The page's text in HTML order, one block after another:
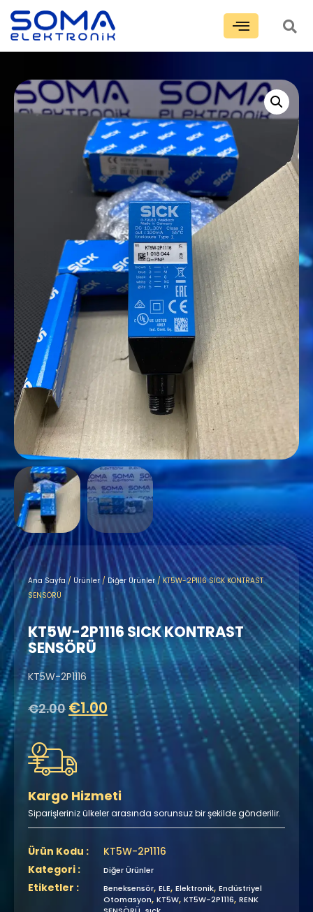
Ana Sayfa/ Ürünler / Diğer Ürünler/ KT5W-2P1116 SICK KONTRAST
SENSÖRÜ
KT5W-2P1116 SICK KONTRAST
SENSÖRÜ
KT5W-2P1116
€2.00 €1.00
Kargo Hizmeti
Siparişleriniz ülkeler arasında sorunsuz bir şekilde gönderilir.
Ürün Kodu :
KT5W-2P1116
Kategori :
Diğer Ürünler
Etiketler : Beneksensör, ELE, Elektronik, Endüstriyel
Otomasyon, KT5W, KT5W-2P1116, RENK